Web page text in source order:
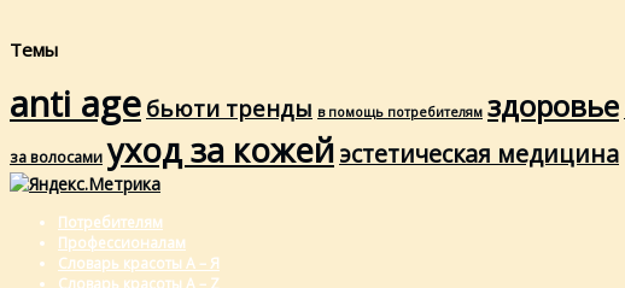
Темы
anti age бьюти тренды в помощь потребителям здоровье
за волосами уход за кожейэстетическая медицина
Потребителям
Профессионалам
Словарь красоты А – Я